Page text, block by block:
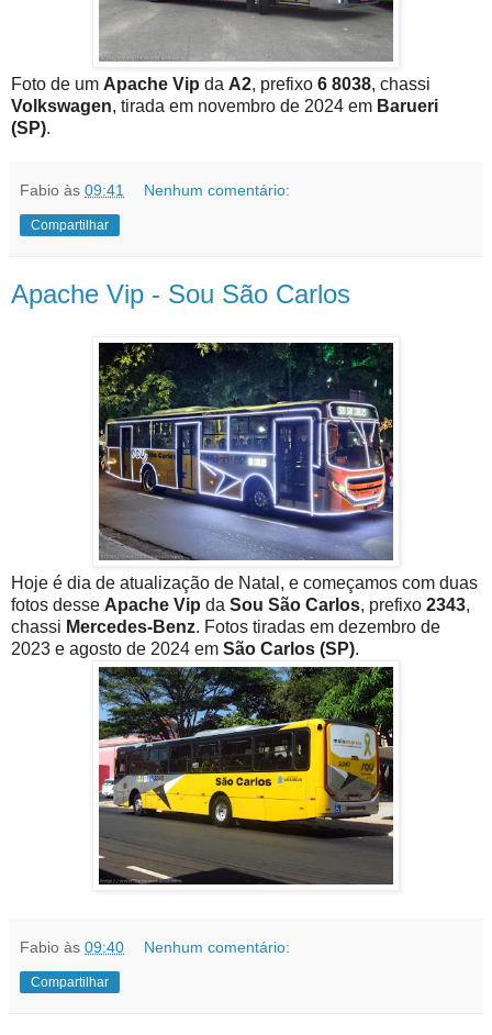
Foto de um Apache Vip da A2, prefixo 6 8038, chassi
Volkswagen, tirada em novembro de 2024 em Barueri
(SP).
Fabio às 09:41 Nenhum comentário:
Compartilhar
Apache Vip - Sou São Carlos
Hoje é dia de atualização de Natal, e começamos com duas
fotos desse Apache Vip da Sou São Carlos, prefixo 2343,
chassi Mercedes-Benz. Fotos tiradas em dezembro de
2023 e agosto de 2024 em São Carlos (SP).
Fabio às 09:40 Nenhum comentário:
Compartilhar